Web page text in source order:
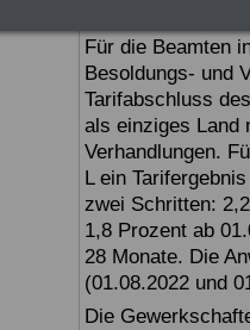
Für die Beamten
Besoldungs- und
Tarifabschluss
als einziges Land
Verhandlungen.
L ein
zwei Schritten:
1,8 Prozent ab
28 Monate. Die
(01.08.2022 und
Die